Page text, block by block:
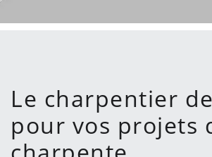
Le charpentier
pour vos projets